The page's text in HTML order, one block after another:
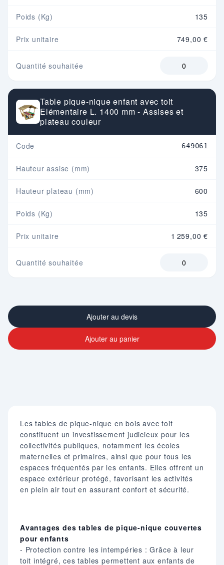
Poids (Kg) 135
Prix unitaire 749,00 €
Quantité souhaitée
Table pique-nique enfant avec toit
Elémentaire L. 1400 mm - Assises et
plateau couleur
Code 649061
Hauteur assise (mm) 375
Hauteur plateau (mm) 600
Poids (Kg) 135
Prix unitaire 1 259,00 €
Quantité souhaitée
Ajouter au devis
Ajouter au panier
Les tables de pique-nique en bois avec toit
constituent un investissement judicieux pour les
collectivités publiques, notamment les écoles
maternelles et primaires, ainsi que pour tous les
espaces fréquentés par les enfants. Elles offrent un
espace extérieur protégé, favorisant les activités
en plein air tout en assurant confort et sécurité.
Avantages des tables de pique-nique couvertes
pour enfants
- Protection contre les intempéries : Grâce à leur
toit intégré, ces tables permettent aux enfants de